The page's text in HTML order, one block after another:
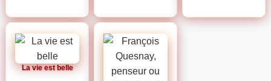
La vie est belle